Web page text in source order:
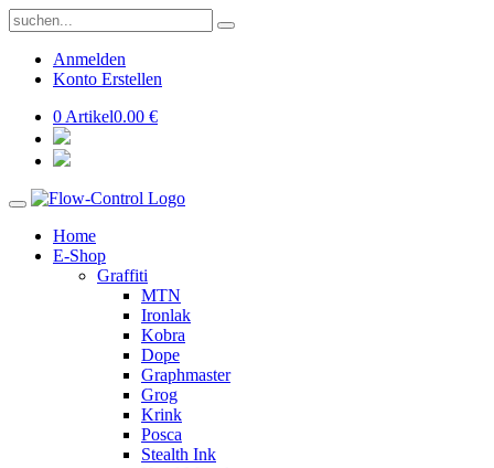
Anmelden
Konto Erstellen
0 Artikel0.00 €
Home
E-Shop
Graffiti
MTN
Ironlak
Kobra
Dope
Graphmaster
Grog
Krink
Posca
Stealth Ink